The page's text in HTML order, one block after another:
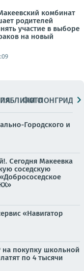
комбинат
родителей
участие в выборе
на новый
ПАБЛИКИ
ФОТОЛОНГРИДЫ
Городского и
Сегодня Макеевка
соседскую
«Навигатор
покупку школьной
по 4 тысячи